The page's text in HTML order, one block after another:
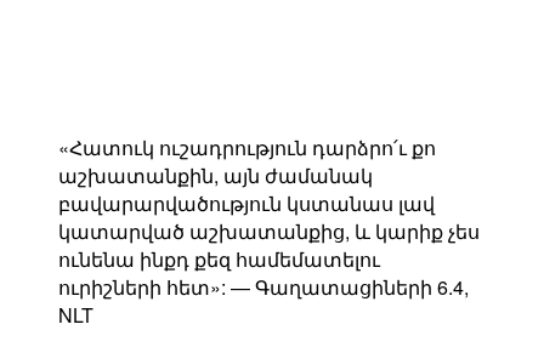
«Հատուկ ուշադրություն դարձրո՛ւ քո
աշխատանքին, այն ժամանակ
բավարարվածություն կստանաս լավ
կատարված աշխատանքից, և կարիք չես
ունենա ինքդ քեզ համեմատելու
ուրիշների հետ»: — Գաղատացիների 6.4,
NLT